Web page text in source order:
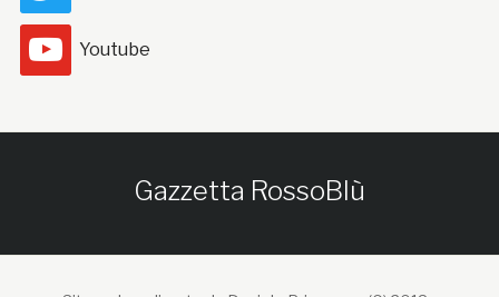
Youtube
Gazzetta RossoBlù